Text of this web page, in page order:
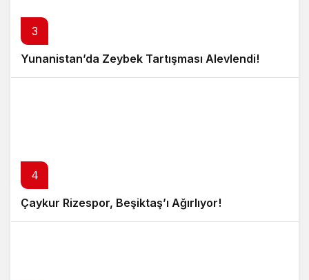
3
Yunanistan’da Zeybek Tartışması Alevlendi!
4
Çaykur Rizespor, Beşiktaş’ı Ağırlıyor!